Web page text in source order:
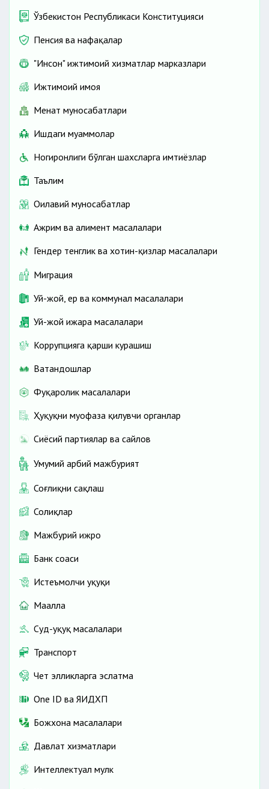
Ўзбекистон Республикаси Конституцияси
Пенсия ва нафақалар
"Инсон" ижтимоий хизматлар марказлари
Ижтимоий ҳимоя
Меҳнат муносабатлари
Ишдаги муаммолар
Ногиронлиги бўлган шахсларга имтиёзлар
Таълим
Оилавий муносабатлар
Ажрим ва алимент масалалари
Гендер тенглик ва хотин-қизлар масалалари
Миграция
Уй-жой, ер ва коммунал масалалари
Уй-жой ижара масалалари
Коррупцияга қарши курашиш
Ватандошлар
Фуқаролик масалалари
Ҳуқуқни муҳофаза қилувчи органлар
Сиёсий партиялар ва сайлов
Умумий ҳарбий мажбурият
Соғлиқни сақлаш
Солиқлар
Мажбурий ижро
Банк соҳаси
Истеъмолчи ҳуқуқи
Маҳалла
Суд-ҳуқуқ масалалари
Транспорт
Чет элликларга эслатма
One ID ва ЯИДХП
Божхона масалалари
Давлат хизматлари
Интеллектуал мулк